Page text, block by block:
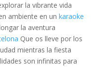
la vibrante vida
ambiente en un karaoke
la aventura
Que os lleve por los
mientras la fiesta
son infinitas para